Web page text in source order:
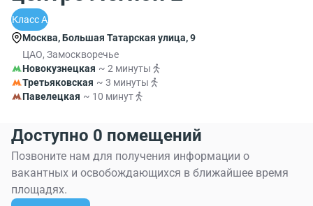
Класс A
Москва, Большая Татарская улица, 9
ЦАО, Замоскворечье
Новокузнецкая ~ 2 минуты
Третьяковская ~ 3 минуты
Павелецкая ~ 10 минут
Доступно 0 помещений
Позвоните нам для получения информации о
вакантных и освобождающихся в ближайшее время
площадях.